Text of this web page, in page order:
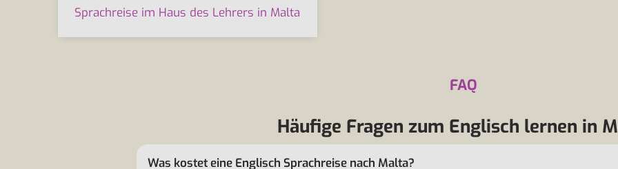
Sprachreise im Haus des Lehrers in Malta
FAQ
Häufige Fragen zum Englisch lernen in
Was kostet eine Englisch Sprachreise nach Malta?